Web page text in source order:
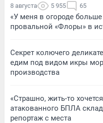
8 августа 5 955 65
«У меня в огороде
провальной «Флоры» в
Секрет колючего
едим под видом икры
производства
«Страшно, жить-то
атакованного БПЛА
репортаж с места